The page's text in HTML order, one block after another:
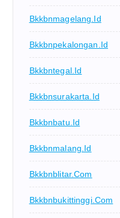
Bkkbnmagelang.id
Bkkbnpekalongan.id
Bkkbntegal.id
Bkkbnsurakarta.id
Bkkbnbatu.id
Bkkbnmalang.id
Bkkbnblitar.com
Bkkbnbukittinggi.com